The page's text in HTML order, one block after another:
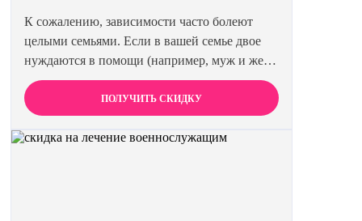
К сожалению, зависимости часто болеют
целыми семьями. Если в вашей семье двое
нуждаются в помощи (например, муж и жена
или два брата), мы предлагаем специальную
цену на одновременное лечение. Второй
член семьи получает скидку 15%. Лечиться
вместе эффективнее и выгоднее.
ПОЛУЧИТЬ СКИДКУ